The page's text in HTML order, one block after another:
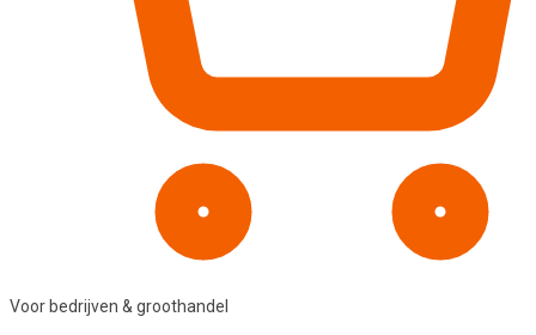
Voor bedrijven & groothandel